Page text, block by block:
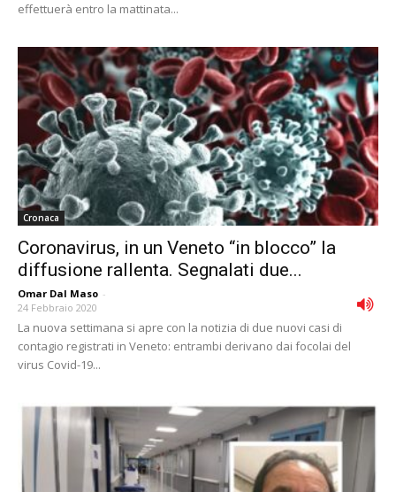
effettuerà entro la mattinata...
Cronaca
Coronavirus, in un Veneto “in blocco” la
diffusione rallenta. Segnalati due...
Omar Dal Maso -
24 Febbraio 2020
La nuova settimana si apre con la notizia di due nuovi casi di
contagio registrati in Veneto: entrambi derivano dai focolai del
virus Covid-19...